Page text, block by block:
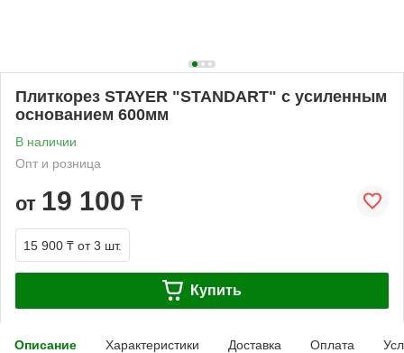
Плиткорез STAYER "STANDART" с усиленным
основанием 600мм
В наличии
Опт и розница
от 19 100 ₸
15 900 ₸ от 3 шт.
Купить
Описание Характеристики Доставка Оплата